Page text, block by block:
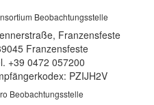
Beobachtungsstelle
Franzensfeste
Franzensfeste
+39 0472 057200
PZIJH2V
Beobachtungsstelle